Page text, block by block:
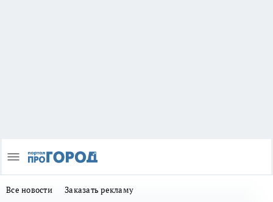
Все новости Заказать рекламу